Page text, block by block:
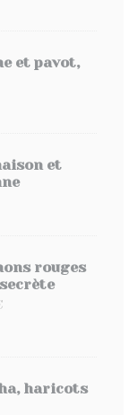
et pavot,
et
rouges
haricots